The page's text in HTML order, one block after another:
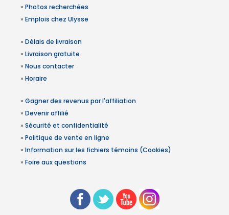
» Photos recherchées
» Emplois chez Ulysse
» Délais de livraison
» Livraison gratuite
» Nous contacter
» Horaire
» Gagner des revenus par l'affiliation
» Devenir affilié
» Sécurité et confidentialité
» Politique de vente en ligne
» Information sur les fichiers témoins (Cookies)
» Foire aux questions